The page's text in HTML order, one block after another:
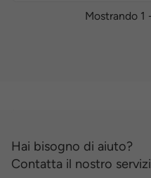
Mostrando 1
Hai bisogno di aiuto?
Contatta il nostro